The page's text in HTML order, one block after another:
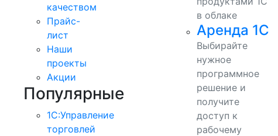
качеством
Прайс-
лист
Наши
проекты
Акции
Популярные
1С:Управление
торговлей
в облаке
Аренда 1С
Выбирайте
нужное
программное
решение и
получите
доступ к
рабочему